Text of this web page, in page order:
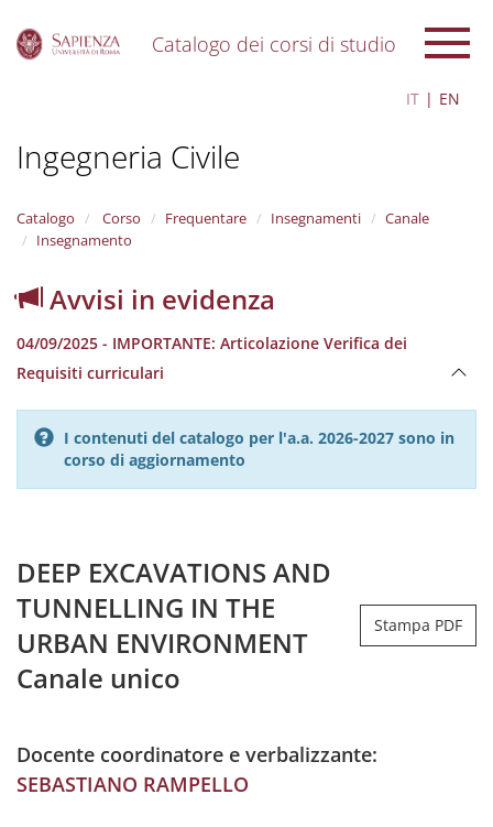
Catalogo dei corsi di studio
IT EN
Ingegneria Civile
Catalogo Corso Frequentare Insegnamenti
Canale
Insegnamento
Avvisi in evidenza
04/09/2025 - IMPORTANTE: Articolazione Verifica dei
Requisiti curriculari
I contenuti del catalogo per l'a.a. 2026-2027 sono in
corso di aggiornamento
DEEP EXCAVATIONS AND
TUNNELLING IN THE
URBAN ENVIRONMENT
Canale unico
Stampa PDF
Docente coordinatore e verbalizzante:
SEBASTIANO RAMPELLO